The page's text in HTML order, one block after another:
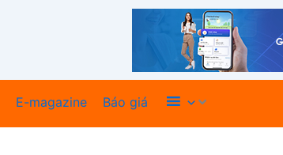
E-magazine Báo giá Xem thêm